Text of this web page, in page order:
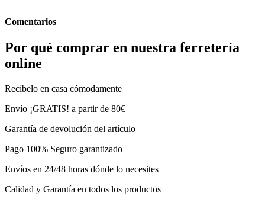
Comentarios
Por qué comprar en nuestra ferretería
online
Recíbelo en casa cómodamente
Envío ¡GRATIS! a partir de 80€
Garantía de devolución del artículo
Pago 100% Seguro garantizado
Envíos en 24/48 horas dónde lo necesites
Calidad y Garantía en todos los productos